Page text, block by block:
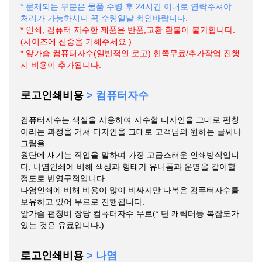
* 문제되는 부분은 물품 수령 후 24시간 이내로 연락주셔야
처리가 가능하시니 꼭 수령일날 확인바랍니다.
* 인쇄, 컴퓨터 자수한 제품은 반품,교환 환불이 불가합니다.
(사이즈에 신중을 기해주세요.)
* 앞가슴 컴퓨터자수(일반적인 로고) 한쪽무료/추가작업 진행
시 비용이 추가됩니다.
로고인쇄비용 > 컴퓨터자수
컴퓨터자수는 색실을 사용하여 자수할 디자인을 그대로 펀칭
이라는 과정을 거쳐 디자인을 그대로 고객님의 원하는 글씨나
그림을
원단에 새기는 작업을 말하며 가장 고급스러운 인쇄방식입니
다. 나염인쇄에 비해 색상과 형태가 유니폼과 운명을 같이할
정도로 반영구적입니다.
나염인쇄에 비해 비용이 많이 비싸지만 다복은 컴퓨터자수를
보유하고 있어 무료로 진행됩니다.
앞가슴 펀칭비 장당 컴퓨터자수 무료(* 단 캐릭터등 복잡도가
있는 것은 유료입니다.)
로고인쇄비용 > 나염